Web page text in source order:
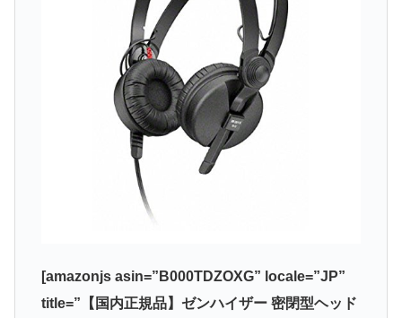
[amazonjs asin=”B000TDZOXG” locale=”JP”
title=”【国内正規品】ゼンハイザー 密閉型ヘッド